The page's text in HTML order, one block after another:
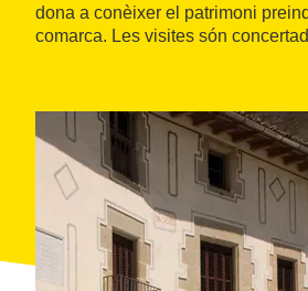
dona a conèixer el patrimoni
comarca. Les visites són